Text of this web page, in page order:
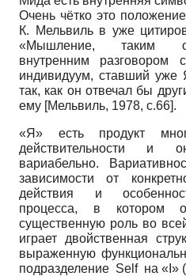
Очень чётко это
К. Мельвиль в уже
«Мышление, таким
внутренним
индивидуум, ставший уже
так, как он отвечал бы
ему [Мельвиль, 1978, c.66].
«Я» есть продукт
действительности и
вариабельно.
зависимости от
действия и
процесса, в котором
существенную роль во
играет двойственная
выраженную
подразделение Self на «I»